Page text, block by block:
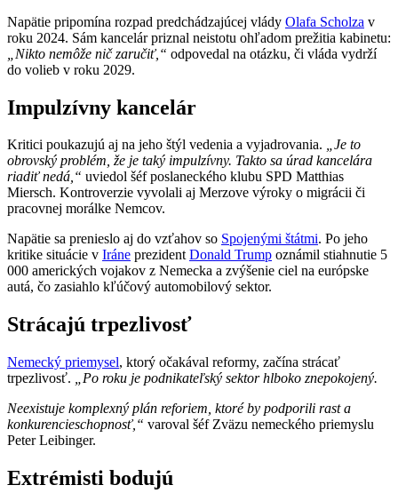
Napätie pripomína rozpad predchádzajúcej vlády Olafa Scholza v
roku 2024. Sám kancelár priznal neistotu ohľadom prežitia kabinetu:
„Nikto nemôže nič zaručiť,“ odpovedal na otázku, či vláda vydrží
do volieb v roku 2029.
Impulzívny kancelár
Kritici poukazujú aj na jeho štýl vedenia a vyjadrovania. „Je to
obrovský problém, že je taký impulzívny. Takto sa úrad kancelára
riadiť nedá,“ uviedol šéf poslaneckého klubu SPD Matthias
Miersch. Kontroverzie vyvolali aj Merzove výroky o migrácii či
pracovnej morálke Nemcov.
Napätie sa prenieslo aj do vzťahov so Spojenými štátmi. Po jeho
kritike situácie v Iráne prezidentDonald Trump oznámil stiahnutie 5
000 amerických vojakov z Nemecka a zvýšenie ciel na európske
autá, čo zasiahlo kľúčový automobilový sektor.
Strácajú trpezlivosť
Nemecký priemysel, ktorý očakával reformy, začína strácať
trpezlivosť.
„Po roku je podnikateľský sektor hlboko znepokojený.
Neexistuje komplexný plán reforiem, ktoré by podporili rast a
konkurencieschopnosť,“ varoval šéf Zväzu nemeckého priemyslu
Peter Leibinger.
Extrémisti bodujú